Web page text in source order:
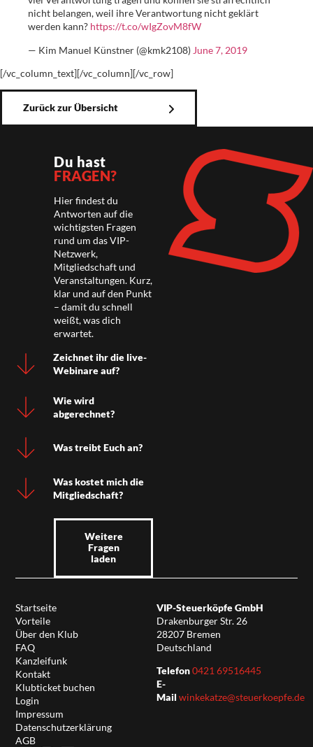
nicht belangen, weil ihre Verantwortung nicht geklärt
werden kann? https://t.co/wIgZovM8fW
— Kim Manuel Künstner (@kmk2108) June 7, 2019
[/vc_column_text][/vc_column][/vc_row]
Zurück zur Übersicht
Du hast
FRAGEN?
Hier findest du
Antworten auf die
wichtigsten Fragen
rund um das VIP-
Netzwerk,
Mitgliedschaft und
Veranstaltungen. Kurz,
klar und auf den Punkt
– damit du schnell
weißt, was dich
erwartet.
Zeichnet ihr die live-
Webinare auf?
Wie wird
abgerechnet?
Was treibt Euch an?
Was kostet mich die
Mitgliedschaft?
Weitere
Fragen
laden
Startseite
Vorteile
Über den Klub
FAQ
Kanzleifunk
Kontakt
Klubticket buchen
Login
Impressum
Datenschutzerklärung
AGB
VIP-Steuerköpfe GmbH
Drakenburger Str. 26
28207 Bremen
Deutschland
Telefon0421 69516445
E-
Mail winkekatze@steuerkoepfe.de